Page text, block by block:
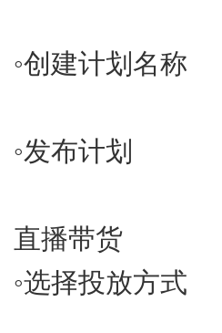
◦​创建计划名称
◦​发布计划
直播带货
◦​选择投放方式